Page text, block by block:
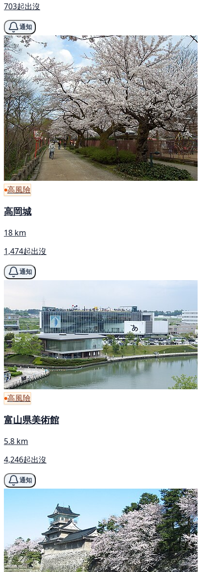
703起出沒
通知
高風險
高岡城
18 km
1,474起出沒
通知
高風險
富山県美術館
5.8 km
4,246起出沒
通知